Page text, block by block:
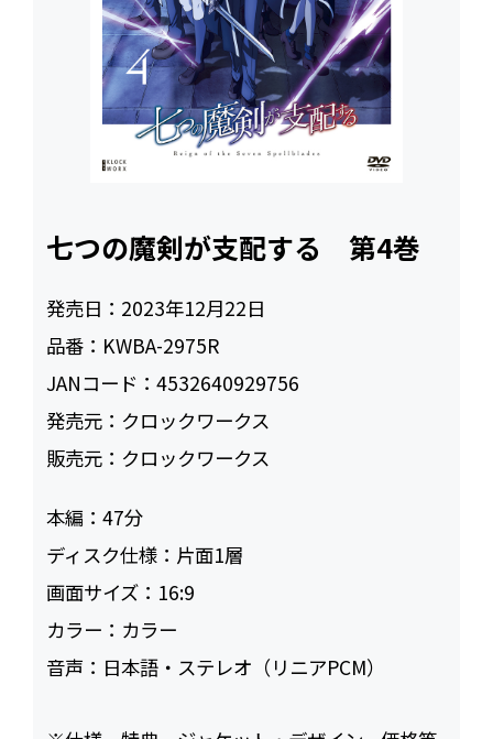
七つの魔剣が支配する 第4巻
発売日： 2023年12月22日
品番： KWBA-2975R
JANコード：4532640929756
発売元： クロックワークス
販売元： クロックワークス
本編：47
ディスク仕様： 片面1層
画面サイズ： 16:9
カラー： カラー
音声： 日本語・ステレオ（リニアPCM）